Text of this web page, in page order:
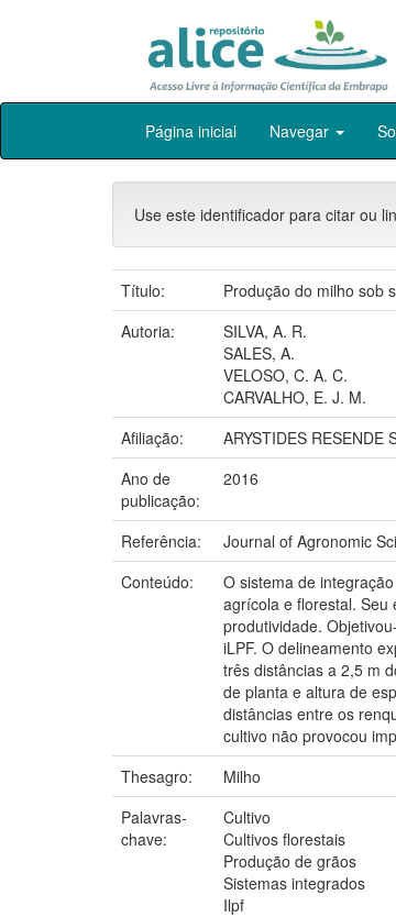
Skip
Página inicial Navegar
Use este identificador para citar ou
Título:
Produção do milho sob
Autoria:
SILVA, A. R.
SALES, A.
VELOSO, C. A. C.
CARVALHO, E. J. M.
Afiliação:
ARYSTIDES RESENDE
Ano de
publicação:
2016
Referência:
Journal of Agronomic
Conteúdo:
O sistema de
agrícola e florestal. Seu
produtividade.
iLPF. O delineamento
três distâncias a 2,5 m
de planta e altura de
distâncias entre os
cultivo não provocou
Thesagro:
Milho
Palavras-
chave:
Cultivo
Cultivos florestais
Produção de grãos
Sistemas integrados
Ilpf